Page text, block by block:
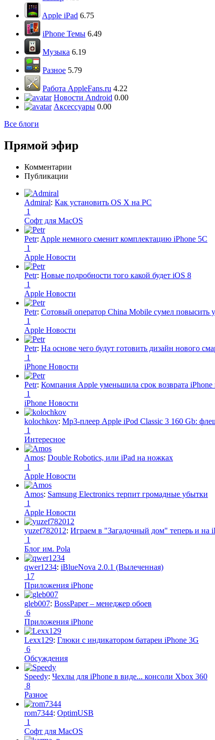
Apple iPad 6.75
iPhone Темы 6.49
Музыка 6.19
Разное 5.79
Работа AppleFans.ru 4.22
Новости Android 0.00
Аксессуары 0.00
Все блоги
Прямой эфир
Комментарии
Публикации
Admiral: Как установить OS X на PC
1
Софт для MacOS
Petr: Apple немного сменит комплектацию iPhone 5C
1
Apple Новости
Petr: Новые подробности того какой будет iOS 8
1
Apple Новости
Petr: Сотовый оператор China Mobile сумел
1
Apple Новости
Petr: На основе чего будут готовить дизайн нового
1
iPhone Новости
Petr: Компания Apple уменьшила срок возврата iPhone
1
iPhone Новости
kolochkov: Mp3-плеер Apple iPod Classic 3 160 Gb:
1
Интересное
Amos: Double Robotics, или iPad на ножках
1
Apple Новости
Amos: Samsung Electronics терпит громадные убытки
1
Apple Новости
yuzef782012: Играем в "Загадочный дом" теперь и на
1
Блог им. Pola
qwer1234: iBlueNova 2.0.1 (Вылеченная)
17
Приложения iPhone
gleb007: BossPaper – менеджер обоев
6
Приложения iPhone
Lexx129: Глюки с индикатором батареи iPhone 3G
6
Обсуждения
Speedy: Чехлы для iPhone в виде... консоли Xbox 360
8
Разное
rom7344: OptimUSB
1
Софт для MacOS